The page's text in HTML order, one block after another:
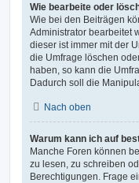
Wie bearbeite oder
Wie bei den Beiträgen
Administrator bearbeitet
dieser ist immer mit der
die Umfrage löschen
haben, so kann die
Dadurch soll die
Nach oben
Warum kann ich auf
Manche Foren können
zu lesen, zu schreiben
Berechtigungen. Frage